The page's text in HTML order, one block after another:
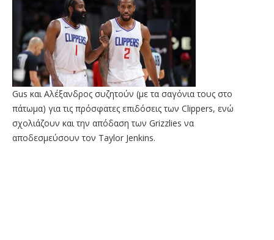
Gus και Αλέξανδρος συζητούν (με τα σαγόνια τους στο
πάτωμα) για τις πρόσφατες επιδόσεις των Clippers, ενώ
σχολιάζουν και την απόδαση των Grizzlies να
αποδεσμεύσουν τον Taylor Jenkins.